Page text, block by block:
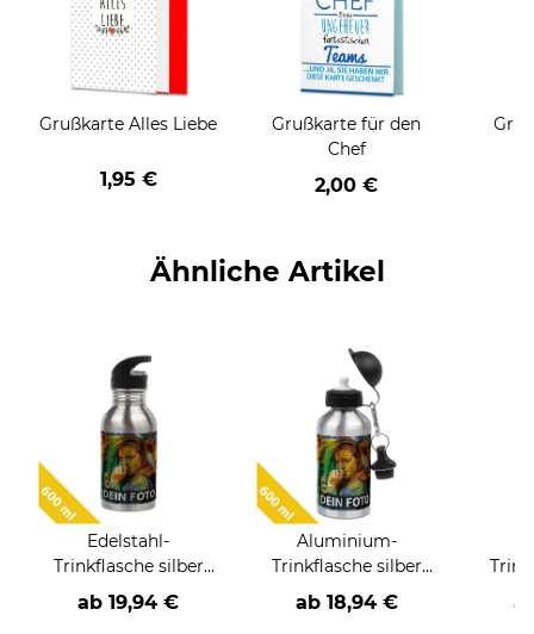
Grußkarte Alles Liebe
1,95 €
Grußkarte für den
Chef
2,00 €
Ähnliche Artikel
Edelstahl-
Trinkflasche silber
600 ml
ab 19,94 €
Aluminium-
Trinkflasche silber
600 ml
ab 18,94 €